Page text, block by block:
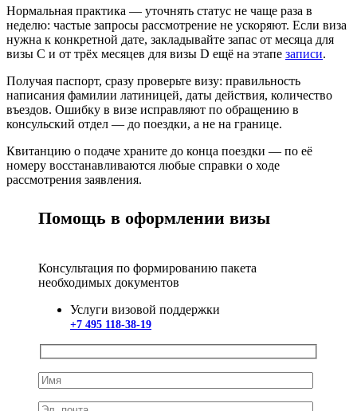
Нормальная практика — уточнять статус не чаще раза в
неделю: частые запросы рассмотрение не ускоряют. Если виза
нужна к конкретной дате, закладывайте запас от месяца для
визы C и от трёх месяцев для визы D ещё на этапе записи.
Получая паспорт, сразу проверьте визу: правильность
написания фамилии латиницей, даты действия, количество
въездов. Ошибку в визе исправляют по обращению в
консульский отдел — до поездки, а не на границе.
Квитанцию о подаче храните до конца поездки — по её
номеру восстанавливаются любые справки о ходе
рассмотрения заявления.
Помощь в оформлении визы
Консультация по формированию пакета
необходимых документов
Услуги визовой поддержки
+7 495 118-38-19